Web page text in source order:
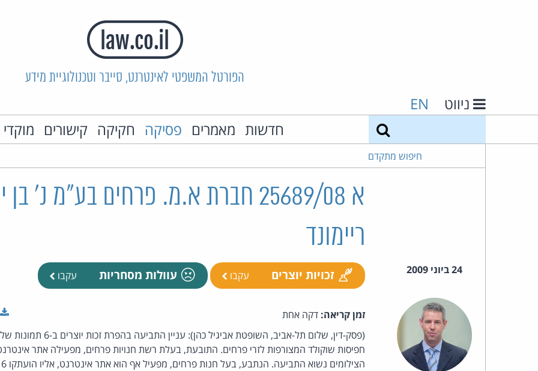
הפורטל המשפטי לאינטרנט, סייבר וטכנולוגיית מידע
ניווט EN
חדשות מאמרים פסיקה חקיקה קישורים
חיפוש מתקדם
א 25689/08 חברת א.מ. פרחים בע"מ נ'
ריימונד
24 ביוני 2009 זכויות יוצרים עקבו עוולות מסחריות עקבו
זמן קריאה: דקה אחת
(פסק-דין, שלום תל-אביב, השופטת
חפיסות שוקולד המצורפות לזרי פרחים. התובעת, בעלת רשת חנויות פרחים, מפעילה אתר אינטרנט